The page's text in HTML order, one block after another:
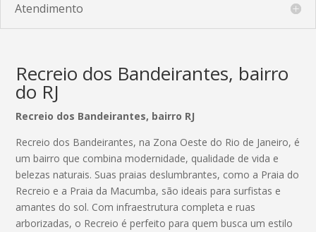
Atendimento
Recreio dos Bandeirantes, bairro
do RJ
Recreio dos Bandeirantes, bairro RJ
Recreio dos Bandeirantes, na Zona Oeste do Rio de Janeiro, é
um bairro que combina modernidade, qualidade de vida e
belezas naturais. Suas praias deslumbrantes, como a Praia do
Recreio e a Praia da Macumba, são ideais para surfistas e
amantes do sol. Com infraestrutura completa e ruas
arborizadas, o Recreio é perfeito para quem busca um estilo